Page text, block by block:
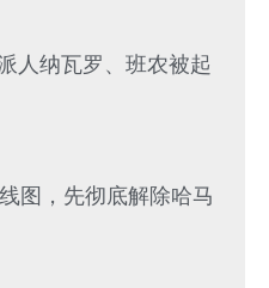
人纳瓦罗、班农被起
图，先彻底解除哈马